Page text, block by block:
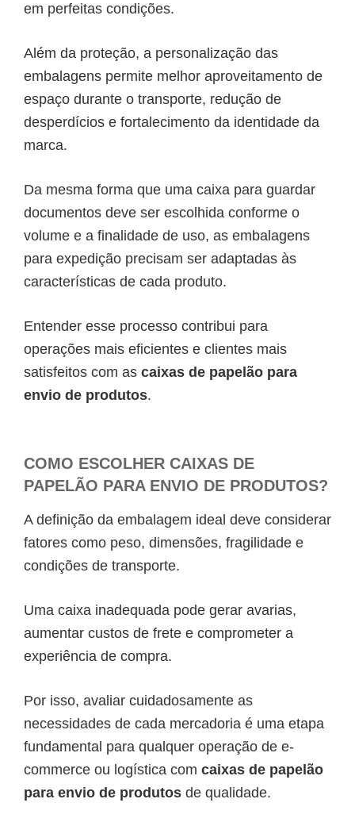
em perfeitas condições.
Além da proteção, a personalização das
embalagens permite melhor aproveitamento de
espaço durante o transporte, redução de
desperdícios e fortalecimento da identidade da
marca.
Da mesma forma que uma caixa para guardar
documentos deve ser escolhida conforme o
volume e a finalidade de uso, as embalagens
para expedição precisam ser adaptadas às
características de cada produto.
Entender esse processo contribui para
operações mais eficientes e clientes mais
satisfeitos com as caixas de papelão para
envio de produtos.
COMO ESCOLHER CAIXAS DE
PAPELÃO PARA ENVIO DE PRODUTOS?
A definição da embalagem ideal deve considerar
fatores como peso, dimensões, fragilidade e
condições de transporte.
Uma caixa inadequada pode gerar avarias,
aumentar custos de frete e comprometer a
experiência de compra.
Por isso, avaliar cuidadosamente as
necessidades de cada mercadoria é uma etapa
fundamental para qualquer operação de e-
commerce ou logística com caixas de papelão
para envio de produtos de qualidade.